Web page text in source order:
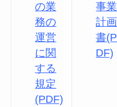
の業
務の
運営
に関
する
規定
(PDF)
事業
計画
書(P
DF)